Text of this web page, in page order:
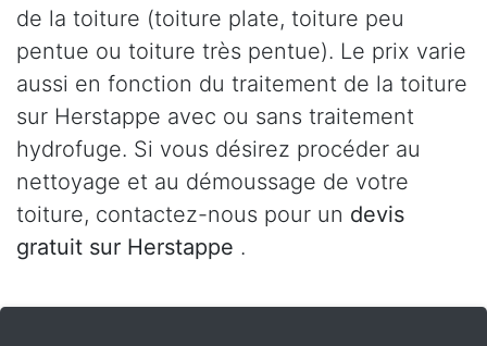
de la toiture (toiture plate, toiture peu
pentue ou toiture très pentue). Le prix varie
aussi en fonction du traitement de la toiture
sur Herstappe avec ou sans traitement
hydrofuge. Si vous désirez procéder au
nettoyage et au démoussage de votre
toiture, contactez-nous pour un devis
gratuit sur Herstappe .